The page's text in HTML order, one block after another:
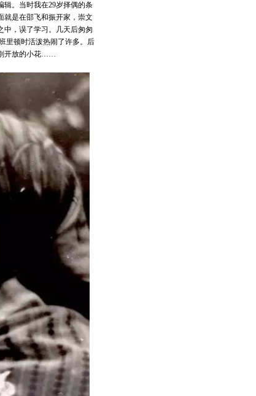
。当时我在29岁择偶的条
是在邵飞和振开家，崇文
，误了学习。几天后匆匆
里顿时活泼热闹了许多。后
开放的小花……